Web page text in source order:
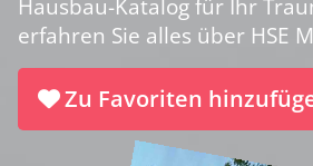
Hausbau-Katalog für Ihr
erfahren Sie alles über HSE
Zu Favoriten